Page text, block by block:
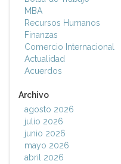
MBA
Recursos Humanos
Finanzas
Comercio Internacional
Actualidad
Acuerdos
Archivo
agosto 2026
julio 2026
junio 2026
mayo 2026
abril 2026